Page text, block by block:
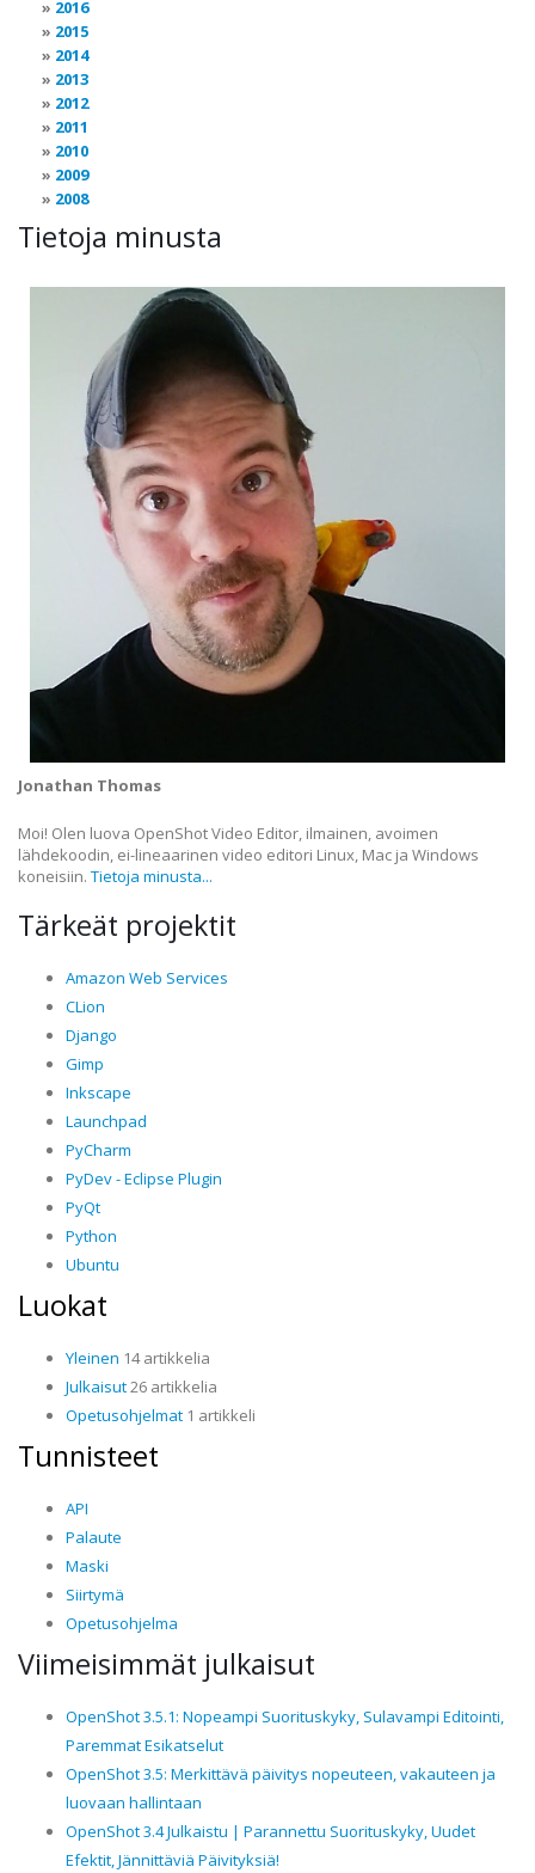
2016
2015
2014
2013
2012
2011
2010
2009
2008
Tietoja minusta
Jonathan Thomas
Moi! Olen luova OpenShot Video Editor, ilmainen, avoimen
lähdekoodin, ei-lineaarinen video editori Linux, Mac ja Windows
koneisiin. Tietoja minusta...
Tärkeät projektit
Amazon Web Services
CLion
Django
Gimp
Inkscape
Launchpad
PyCharm
PyDev - Eclipse Plugin
PyQt
Python
Ubuntu
Luokat
Yleinen 14 artikkelia
Julkaisut26 artikkelia
Opetusohjelmat 1 artikkeli
Tunnisteet
API
Palaute
Maski
Siirtymä
Opetusohjelma
Viimeisimmät julkaisut
OpenShot 3.5.1: Nopeampi Suorituskyky, Sulavampi Editointi,
Paremmat Esikatselut
OpenShot 3.5: Merkittävä päivitys nopeuteen, vakauteen ja
luovaan hallintaan
OpenShot 3.4 Julkaistu | Parannettu Suorituskyky, Uudet
Efektit, Jännittäviä Päivityksiä!